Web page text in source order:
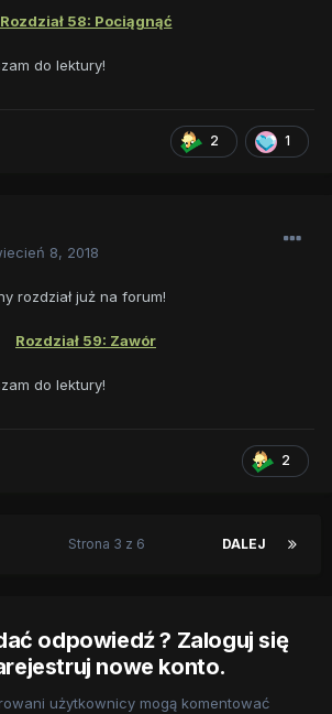
Rozdział 58: Pociągnąć
do lektury!
2 1
8, 2018
rozdział już na forum!
Rozdział 59: Zawór
do lektury!
2
DALEJ
Strona 3 z 6
odpowiedź ? Zaloguj się
nowe konto.
użytkownicy mogą komentować